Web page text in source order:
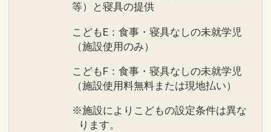
等）と寝具の提供
こどもE：食事・寝具なしの未就学児
（施設使用のみ）
こどもF：食事・寝具なしの未就学児
（施設使用料無料または現地払い）
※施設によりこどもの設定条件は異な
ります。